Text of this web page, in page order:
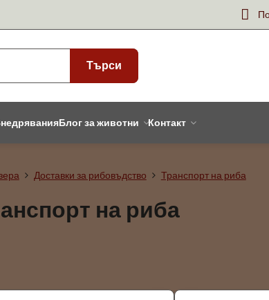
Търси
Блог за животни Контакт
Доставки за рибовъдство Транспорт на риба
на риба